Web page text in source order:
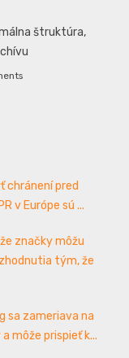
štruktúra,
chránení pred
v Európe sú ...
značky môžu
tým, že
sa zameriava na
môže prispieť k...